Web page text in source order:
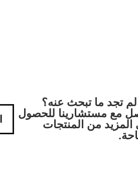
تجد ما تبحث عنه؟
مع مستشارينا للحصول
المزيد من المنتجات